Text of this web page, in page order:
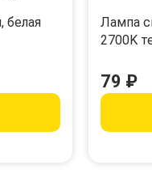
белая
Лампа
2700K
79 ₽